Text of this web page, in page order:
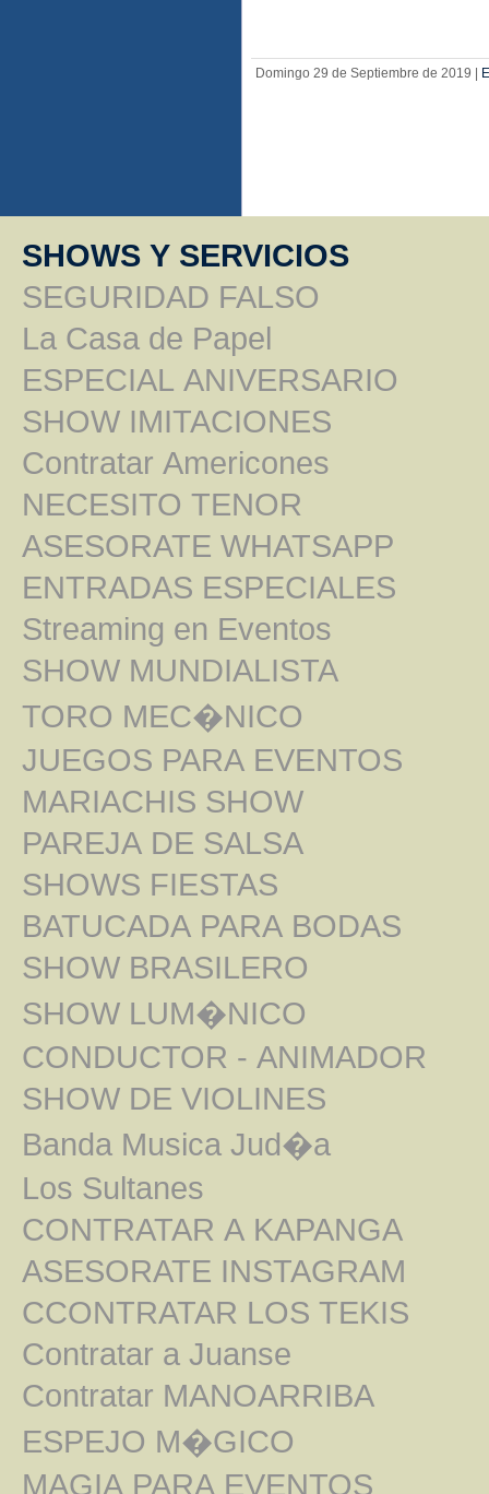
Domingo 29 de Septiembre de 2019 |
SHOWS Y SERVICIOS
SEGURIDAD FALSO
La Casa de Papel
ESPECIAL ANIVERSARIO
SHOW IMITACIONES
Contratar Americones
NECESITO TENOR
ASESORATE WHATSAPP
ENTRADAS ESPECIALES
Streaming en Eventos
SHOW MUNDIALISTA
TORO MEC�NICO
JUEGOS PARA EVENTOS
MARIACHIS SHOW
PAREJA DE SALSA
SHOWS FIESTAS
BATUCADA PARA BODAS
SHOW BRASILERO
SHOW LUM�NICO
CONDUCTOR - ANIMADOR
SHOW DE VIOLINES
Banda Musica Jud�a
Los Sultanes
CONTRATAR A KAPANGA
ASESORATE INSTAGRAM
CCONTRATAR LOS TEKIS
Contratar a Juanse
Contratar MANOARRIBA
ESPEJO M�GICO
MAGIA PARA EVENTOS